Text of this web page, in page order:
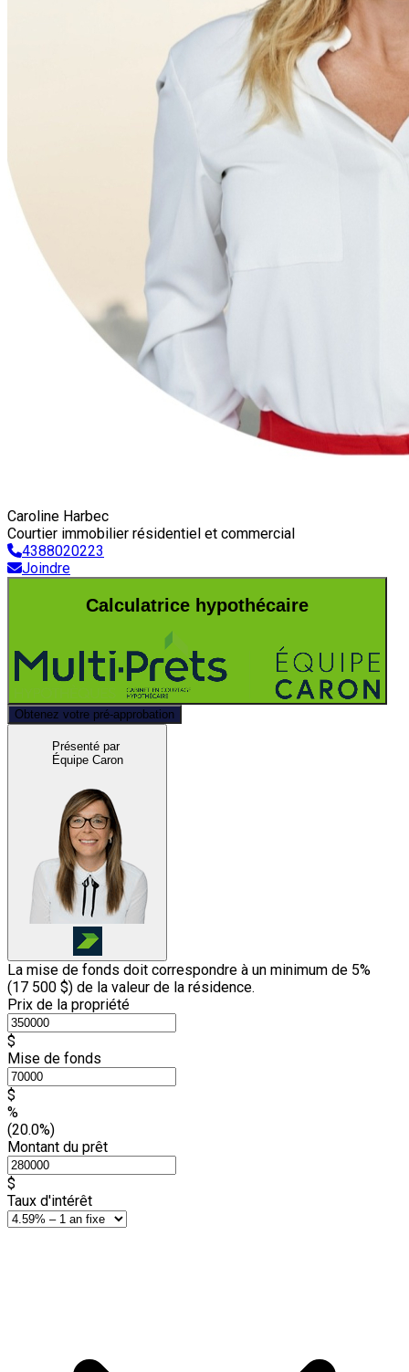
Caroline Harbec
Courtier immobilier résidentiel et commercial
4388020223
Joindre
Calculatrice hypothécaire
Obtenez votre pré-approbation
Présenté par
Équipe Caron
La mise de fonds doit correspondre à un minimum de 5%
(17 500 $) de la valeur de la résidence.
Prix de la propriété
$
Mise de fonds
$
%
(20.0%)
Montant du prêt
$
Taux d'intérêt